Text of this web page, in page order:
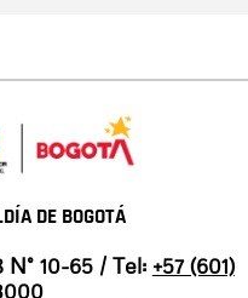
DE BOGOTÁ
N° 10-65 / Tel: +57 (601)